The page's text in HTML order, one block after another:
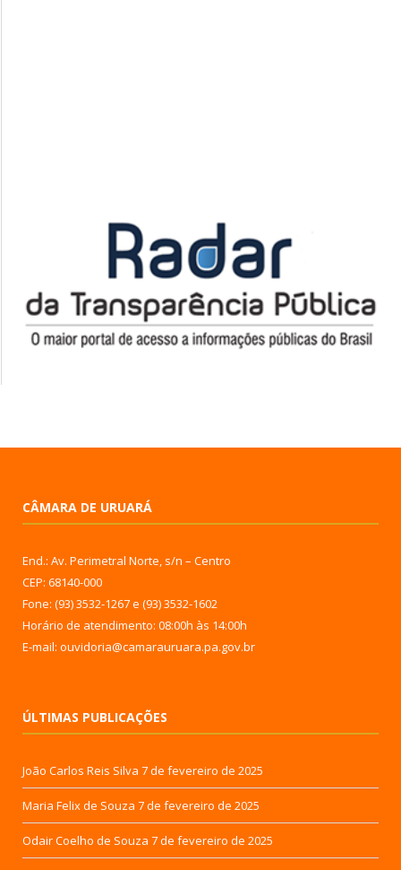
CÂMARA DE URUARÁ
End.: Av. Perimetral Norte, s/n – Centro
CEP: 68140-000
Fone: (93) 3532-1267 e (93) 3532-1602
Horário de atendimento: 08:00h às 14:00h
E-mail: ouvidoria@camarauruara.pa.gov.br
ÚLTIMAS PUBLICAÇÕES
João Carlos Reis Silva 7 de fevereiro de 2025
Maria Felix de Souza 7 de fevereiro de 2025
Odair Coelho de Souza 7 de fevereiro de 2025